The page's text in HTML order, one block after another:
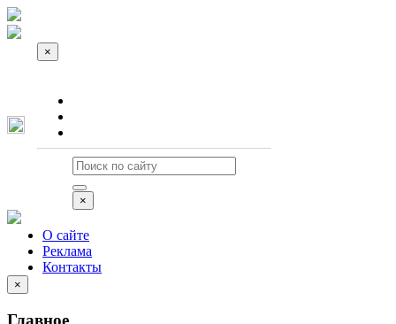
×
×
О сайте
Реклама
Контакты
×
Главное